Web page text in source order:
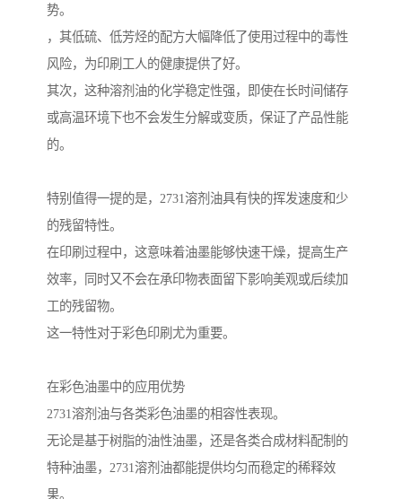
势。
，其低硫、低芳烃的配方大幅降低了使用过程中的毒性
风险，为印刷工人的健康提供了好。
其次，这种溶剂油的化学稳定性强，即使在长时间储存
或高温环境下也不会发生分解或变质，保证了产品性能
的。
特别值得一提的是，2731溶剂油具有快的挥发速度和少
的残留特性。
在印刷过程中，这意味着油墨能够快速干燥，提高生产
效率，同时又不会在承印物表面留下影响美观或后续加
工的残留物。
这一特性对于彩色印刷尤为重要。
在彩色油墨中的应用优势
2731溶剂油与各类彩色油墨的相容性表现。
无论是基于树脂的油性油墨，还是各类合成材料配制的
特种油墨，2731溶剂油都能提供均匀而稳定的稀释效
果。